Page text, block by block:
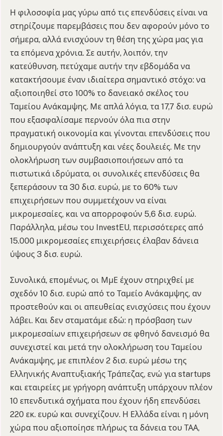
Η φιλοσοφία μας γύρω από τις επενδύσεις είναι να
στηρίζουμε παρεμβάσεις που δεν αφορούν μόνο το
σήμερα, αλλά ενισχύουν τη θέση της χώρα μας για
τα επόμενα χρόνια. Σε αυτήν, λοιπόν, την
κατεύθυνση, πετύχαμε αυτήν την εβδομάδα να
κατακτήσουμε έναν ιδιαίτερα σημαντικό στόχο: να
αξιοποιηθεί στο 100% το δανειακό σκέλος του
Ταμείου Ανάκαμψης. Με απλά λόγια, τα 17,7 δισ. ευρώ
που εξασφαλίσαμε περνούν όλα πια στην
πραγματική οικονομία και γίνονται επενδύσεις που
δημιουργούν ανάπτυξη και νέες δουλειές. Με την
ολοκλήρωση των συμβασιοποιήσεων από τα
πιστωτικά ιδρύματα, οι συνολικές επενδύσεις θα
ξεπεράσουν τα 30 δισ. ευρώ, με το 60% των
επιχειρήσεων που συμμετέχουν να είναι
μικρομεσαίες, και να απορροφούν 5,6 δισ. ευρώ.
Παράλληλα, μέσω του InvestEU, περισσότερες από
15.000 μικρομεσαίες επιχειρήσεις έλαβαν δάνεια
ύψους 3 δισ. ευρώ.
Συνολικά, επομένως, οι ΜμΕ έχουν στηριχθεί με
σχεδόν 10 δισ. ευρώ από το Ταμείο Ανάκαμψης, αν
προστεθούν και οι απευθείας ενισχύσεις που έχουν
λάβει. Και δεν σταματάμε εδώ: η πρόσβαση των
μικρομεσαίων επιχειρήσεων σε φθηνό δανεισμό θα
συνεχιστεί και μετά την ολοκλήρωση του Ταμείου
Ανάκαμψης, με επιπλέον 2 δισ. ευρώ μέσω της
Ελληνικής Αναπτυξιακής Τράπεζας, ενώ για startups
και εταιρείες με γρήγορη ανάπτυξη υπάρχουν πλέον
10 επενδυτικά σχήματα που έχουν ήδη επενδύσει
220 εκ. ευρώ και συνεχίζουν. Η Ελλάδα είναι η μόνη
χώρα που αξιοποίησε πλήρως τα δάνεια του ΤΑΑ,